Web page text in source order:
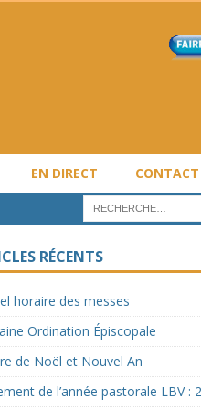
EN DIRECT CONTACT
RÉCENTS
horaire des messes
Ordination Épiscopale
de Noël et Nouvel An
de l’année pastorale LBV :